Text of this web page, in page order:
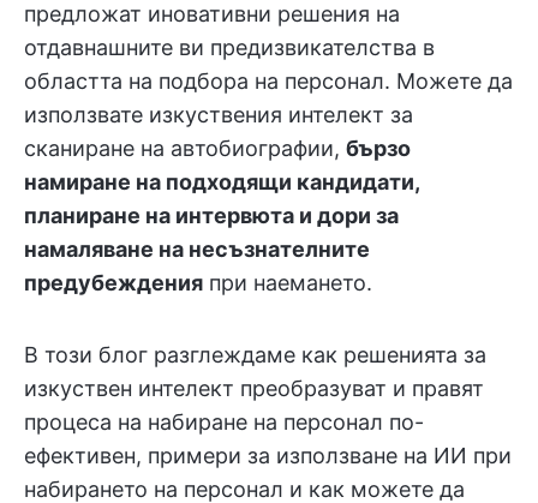
предложат иновативни решения на
отдавнашните ви предизвикателства в
областта на подбора на персонал. Можете да
използвате изкуствения интелект за
сканиране на автобиографии, бързо
намиране на подходящи кандидати,
планиране на интервюта и дори за
намаляване на несъзнателните
предубеждения при наемането.
В този блог разглеждаме как решенията за
изкуствен интелект преобразуват и правят
процеса на набиране на персонал по-
ефективен, примери за използване на ИИ при
набирането на персонал и как можете да